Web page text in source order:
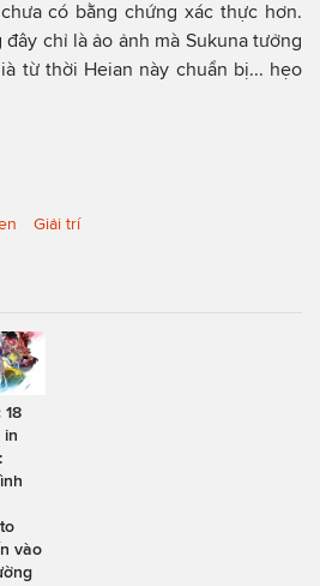
có bằng chứng xác thực hơn.
chỉ là ảo ảnh mà Sukuna tưởng
từ thời Heian này chuẩn bị... hẹo
Giải trí
in
vào